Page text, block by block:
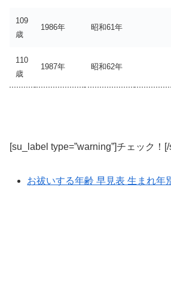
109
歳
1986年 昭和61年
110
歳
1987年 昭和62年
[su_label type=”warning”]チェック！
お祓いする年齢 早見表 生まれ年